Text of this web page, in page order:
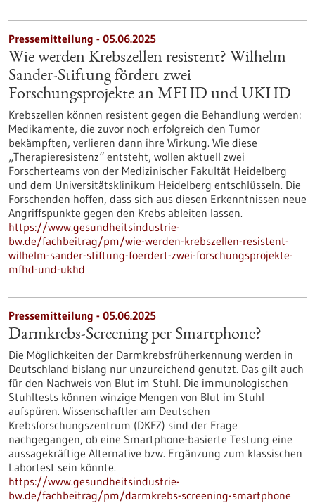
Pressemitteilung - 05.06.2025
Wie werden Krebszellen resistent? Wilhelm
Sander-Stiftung fördert zwei
Forschungsprojekte an MFHD und UKHD
Krebszellen können resistent gegen die Behandlung werden:
Medikamente, die zuvor noch erfolgreich den Tumor
bekämpften, verlieren dann ihre Wirkung. Wie diese
„Therapieresistenz“ entsteht, wollen aktuell zwei
Forscherteams von der Medizinischer Fakultät Heidelberg
und dem Universitätsklinikum Heidelberg entschlüsseln. Die
Forschenden hoffen, dass sich aus diesen Erkenntnissen neue
Angriffspunkte gegen den Krebs ableiten lassen.
https://www.gesundheitsindustrie-
bw.de/fachbeitrag/pm/wie-werden-krebszellen-resistent-
wilhelm-sander-stiftung-foerdert-zwei-forschungsprojekte-
mfhd-und-ukhd
Pressemitteilung - 05.06.2025
Darmkrebs-Screening per Smartphone?
Die Möglichkeiten der Darmkrebsfrüherkennung werden in
Deutschland bislang nur unzureichend genutzt. Das gilt auch
für den Nachweis von Blut im Stuhl. Die immunologischen
Stuhltests können winzige Mengen von Blut im Stuhl
aufspüren. Wissenschaftler am Deutschen
Krebsforschungszentrum (DKFZ) sind der Frage
nachgegangen, ob eine Smartphone-basierte Testung eine
aussagekräftige Alternative bzw. Ergänzung zum klassischen
Labortest sein könnte.
https://www.gesundheitsindustrie-
bw.de/fachbeitrag/pm/darmkrebs-screening-smartphone